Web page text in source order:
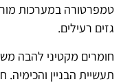
טמפרטורה במערכות
גזים רעילים.
חומרים מקטיני להבה
תעשיית הבניין והכימיה.